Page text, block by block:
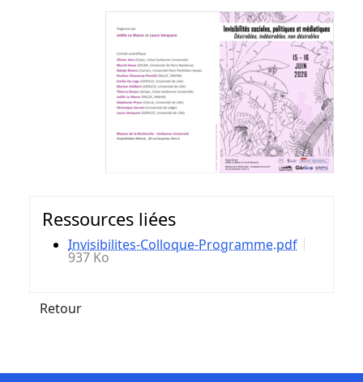
Ressources liées
Invisibilites-Colloque-Programme.pdf
937 Ko
Retour